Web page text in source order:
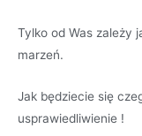
Tylko od Was zależy
marzeń.
Jak będziecie się
usprawiedliwienie !